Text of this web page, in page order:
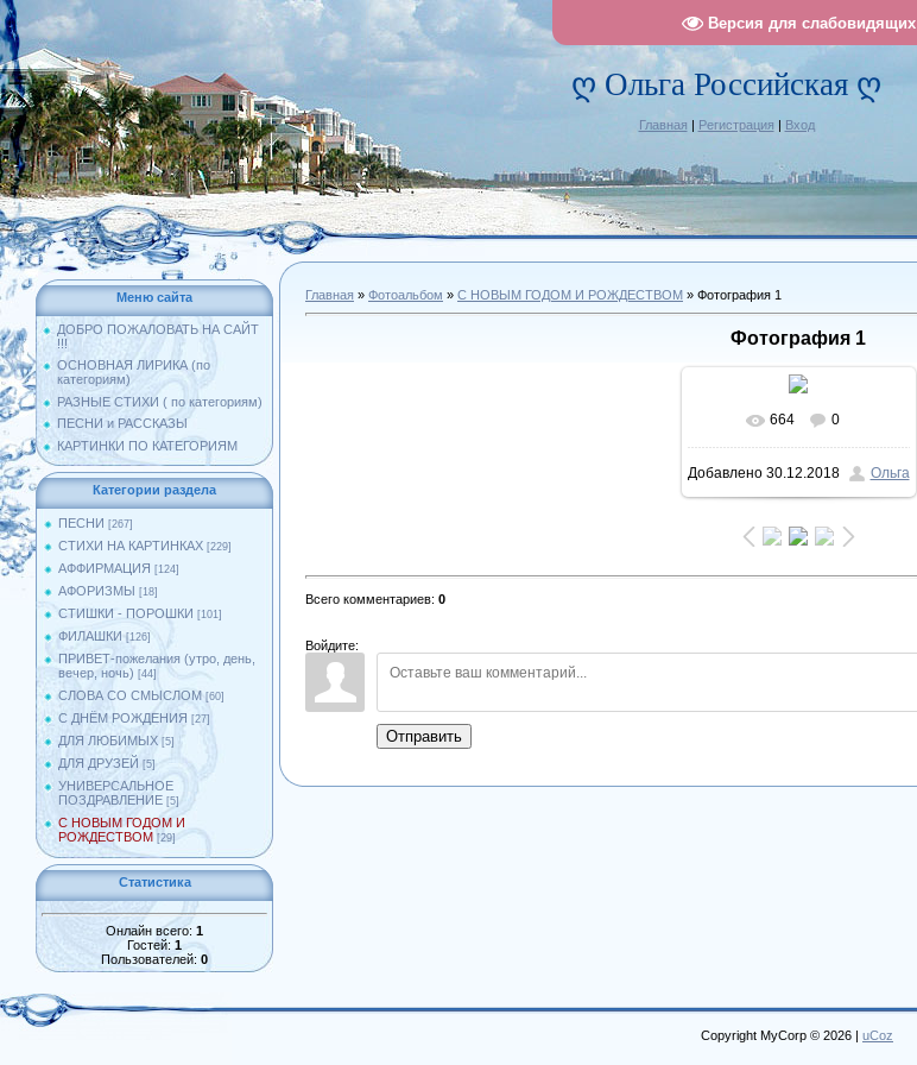
Версия для слабовидящих
ღ Ольга Российская ღ
Главная | Регистрация | Вход
Меню сайта
ДОБРО ПОЖАЛОВАТЬ НА САЙТ
!!!
ОСНОВНАЯ ЛИРИКА (по
категориям)
РАЗНЫЕ СТИХИ ( по категориям)
ПЕСНИ и РАССКАЗЫ
КАРТИНКИ ПО КАТЕГОРИЯМ
Категории раздела
ПЕСНИ [267]
СТИХИ НА КАРТИНКАХ [229]
АФФИРМАЦИЯ [124]
АФОРИЗМЫ [18]
СТИШКИ - ПОРОШКИ [101]
ФИЛАШКИ [126]
ПРИВЕТ-пожелания (утро, день,
вечер, ночь) [44]
СЛОВА СО СМЫСЛОМ [60]
С ДНЁМ РОЖДЕНИЯ [27]
ДЛЯ ЛЮБИМЫХ [5]
ДЛЯ ДРУЗЕЙ [5]
УНИВЕРСАЛЬНОЕ
ПОЗДРАВЛЕНИЕ [5]
С НОВЫМ ГОДОМ И
РОЖДЕСТВОМ [29]
Статистика
Онлайн всего: 1
Гостей: 1
Пользователей: 0
Главная » Фотоальбом » С НОВЫМ ГОДОМ И РОЖДЕСТВОМ » Фотография 1
Фотография 1
В реальном размере
1002x723/ 269.9Kb
664 0
Добавлено30.12.2018 Ольга
Всего комментариев: 0
Войдите:
Отправить
Copyright MyCorp © 2026 | uCoz